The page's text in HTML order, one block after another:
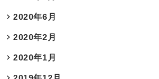
2020年6月
2020年2月
2020年1月